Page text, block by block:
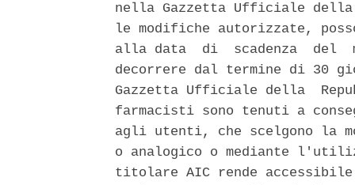
nella Gazzetta Ufficiale
le modifiche autorizzate,
alla data  di  scadenza  del
decorrere dal termine di 30
Gazzetta Ufficiale della
farmacisti sono tenuti a
agli utenti, che scelgono la
o analogico o mediante
titolare AIC rende